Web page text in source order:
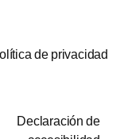
de privacidad
Declaración de